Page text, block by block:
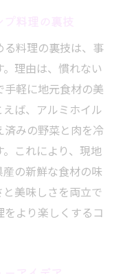
る料理の裏技は、事
理由は、慣れない
軽に地元食材の美
ば、アルミホイル
みの野菜と肉を冷
これにより、現地
の新鮮な食材の味
美味しさを両立で
より楽しくするコ